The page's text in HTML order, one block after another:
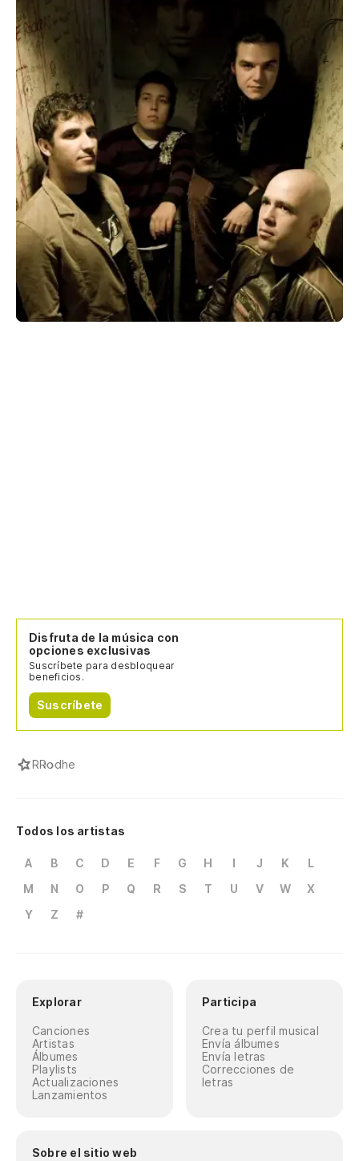
Disfruta de la música con
opciones exclusivas
Suscríbete para desbloquear
beneficios.
Suscríbete
RRodhe
Todos los artistas
A B C D E F G H I J K
L
M
N O P Q R S T U V W
X
Y
Z #
Explorar
Canciones
Artistas
Álbumes
Playlists
Actualizaciones
Lanzamientos
Participa
Crea tu perfil musical
Envía álbumes
Envía letras
Correcciones de
letras
Sobre el sitio web